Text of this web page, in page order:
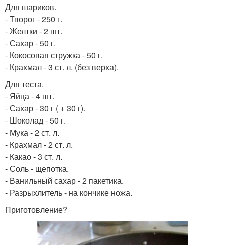
Для шариков.
- Творог - 250 г.
- Желтки - 2 шт.
- Сахар - 50 г.
- Кокосовая стружка - 50 г.
- Крахмал - 3 ст. л. (без верха).
Для теста.
- Яйца - 4 шт.
- Сахар - 30 г ( + 30 г).
- Шоколад - 50 г.
- Мука - 2 ст. л.
- Крахмал - 2 ст. л.
- Какао - 3 ст. л.
- Соль - щепотка.
- Ванильный сахар - 2 пакетика.
- Разрыхлитель - на кончике ножа.
Приготовление?